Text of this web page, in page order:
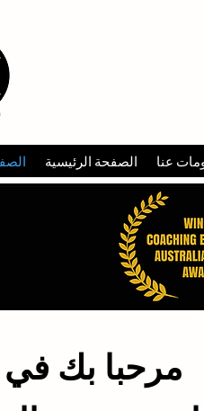
الصفحة الرئيسية عنا
مرحبا بك في